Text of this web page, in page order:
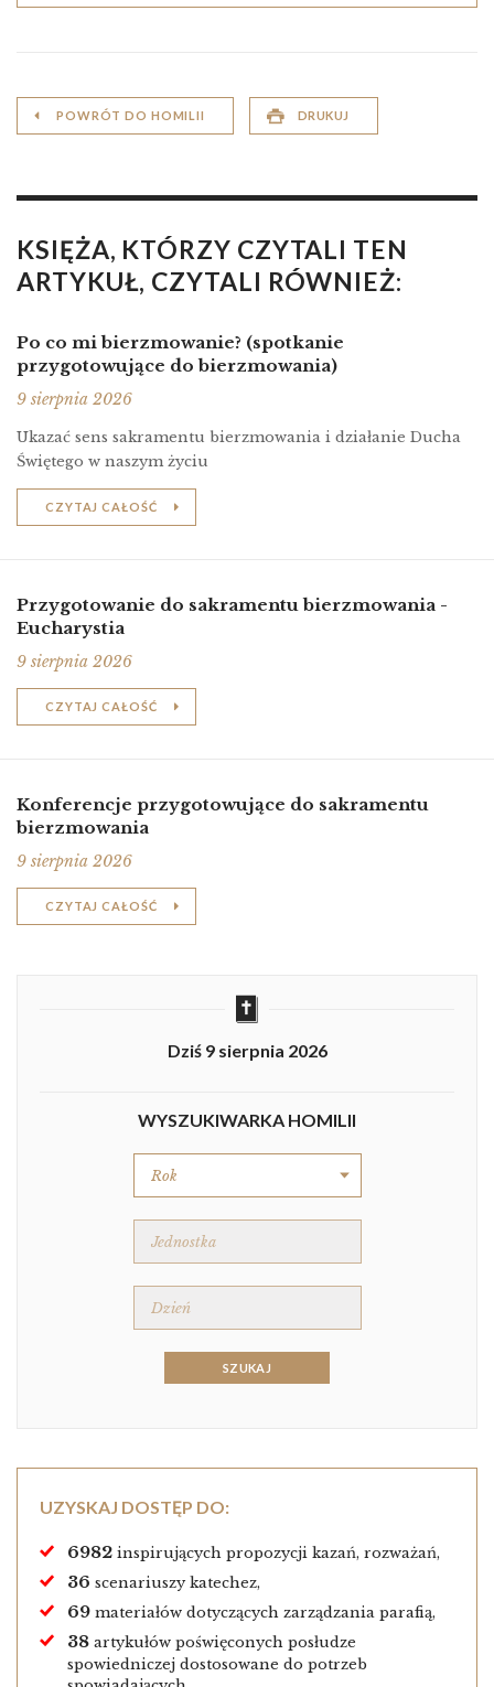
POWRÓT DO HOMILII DRUKUJ
KSIĘŻA, KTÓRZY CZYTALI TEN
ARTYKUŁ, CZYTALI RÓWNIEŻ:
Po co mi bierzmowanie? (spotkanie
przygotowujące do bierzmowania)
9 sierpnia 2026
Ukazać sens sakramentu bierzmowania i działanie Ducha
Świętego w naszym życiu
CZYTAJ CAŁOŚĆ
Przygotowanie do sakramentu bierzmowania -
Eucharystia
9 sierpnia 2026
CZYTAJ CAŁOŚĆ
Konferencje przygotowujące do sakramentu
bierzmowania
9 sierpnia 2026
CZYTAJ CAŁOŚĆ
Dziś 9 sierpnia 2026
WYSZUKIWARKA HOMILII
UZYSKAJ DOSTĘP DO:
6982 inspirujących propozycji kazań, rozważań,
36 scenariuszy katechez,
69 materiałów dotyczących zarządzania parafią,
38 artykułów poświęconych posłudze
spowiedniczej dostosowane do potrzeb